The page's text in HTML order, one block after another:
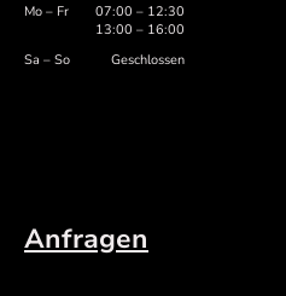
Mo – Fr
07:00 – 12:30
13:00 – 16:00
Sa – So
Geschlossen
Anfragen